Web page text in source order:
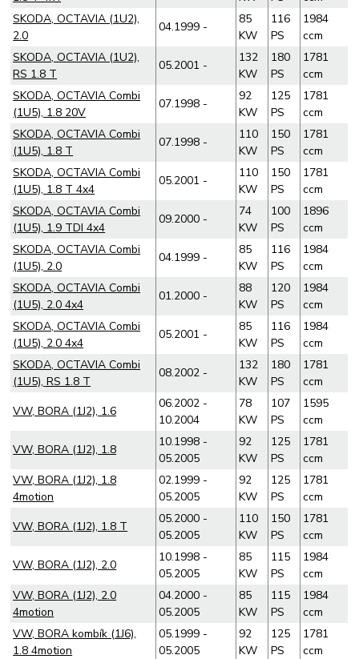
SKODA, OCTAVIA (1U2),
2.0
04.1999 -
85
KW
116
PS
1984
ccm
SKODA, OCTAVIA (1U2),
RS 1.8 T
05.2001 -
132
KW
180
PS
1781
ccm
SKODA, OCTAVIA Combi
(1U5), 1.8 20V
07.1998 -
92
KW
125
PS
1781
ccm
SKODA, OCTAVIA Combi
(1U5), 1.8 T
07.1998 -
110
KW
150
PS
1781
ccm
SKODA, OCTAVIA Combi
(1U5), 1.8 T 4x4
05.2001 -
110
KW
150
PS
1781
ccm
SKODA, OCTAVIA Combi
(1U5), 1.9 TDI 4x4
09.2000 -
74
KW
100
PS
1896
ccm
SKODA, OCTAVIA Combi
(1U5), 2.0
04.1999 -
85
KW
116
PS
1984
ccm
SKODA, OCTAVIA Combi
(1U5), 2.0 4x4
01.2000 -
88
KW
120
PS
1984
ccm
SKODA, OCTAVIA Combi
(1U5), 2.0 4x4
05.2001 -
85
KW
116
PS
1984
ccm
SKODA, OCTAVIA Combi
(1U5), RS 1.8 T
08.2002 -
132
KW
180
PS
1781
ccm
VW, BORA (1J2), 1.6
06.2002 -
10.2004
78
KW
107
PS
1595
ccm
VW, BORA (1J2), 1.8
10.1998 -
05.2005
92
KW
125
PS
1781
ccm
VW, BORA (1J2), 1.8
4motion
02.1999 -
05.2005
92
KW
125
PS
1781
ccm
VW, BORA (1J2), 1.8 T
05.2000 -
05.2005
110
KW
150
PS
1781
ccm
VW, BORA (1J2), 2.0
10.1998 -
05.2005
85
KW
115
PS
1984
ccm
VW, BORA (1J2), 2.0
4motion
04.2000 -
05.2005
85
KW
115
PS
1984
ccm
VW, BORA kombík (1J6),
1.8 4motion
05.1999 -
05.2005
92
KW
125
PS
1781
ccm